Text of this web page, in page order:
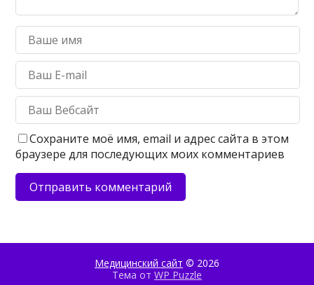
Сохраните моё имя, email и адрес сайта в этом
браузере для последующих моих комментариев
Медицинский сайт © 2026
Тема от WP Puzzle